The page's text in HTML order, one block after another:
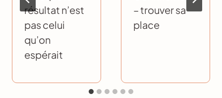
résultat n’est
pas celui
qu’on
espérait
– trouver sa
place